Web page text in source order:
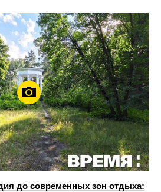
до современных зон отдыха: